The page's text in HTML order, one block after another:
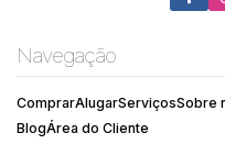
Navegação
ComprarAlugarServiçosSobre
BlogÁrea do Cliente